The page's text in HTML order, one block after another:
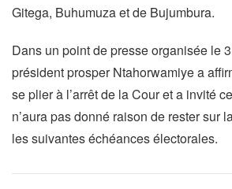
Gitega, Buhumuza et de Bujumbura.
Dans un point de presse organisée le
président prosper Ntahorwamiye a
se plier à l’arrêt de la Cour et a invité
n’aura pas donné raison de rester sur
les suivantes échéances électorales.